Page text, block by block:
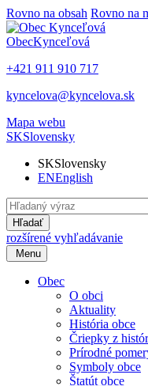
Rovno na obsah Rovno na
ObecKynceľová
+421 911 910 717
kyncelova@kyncelova.sk
Mapa webu
SKSlovensky
SKSlovensky
ENEnglish
Hľadať
rozšírené vyhľadávanie
Menu
Obec
O obci
Aktuality
História obce
Čriepky z
Prírodné
Symboly obce
Štatút obce